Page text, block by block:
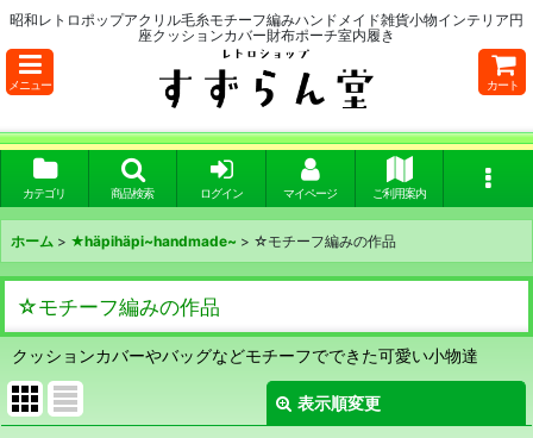
昭和レトロポップアクリル毛糸モチーフ編みハンドメイド雑貨小物インテリア円
座クッションカバー財布ポーチ室内履き
メニュー カート
カテゴリ 商品検索 ログイン マイページ ご利用案内
ホーム > ★häpihäpi~handmade~ > ☆モチーフ編みの作品
☆モチーフ編みの作品
クッションカバーやバッグなどモチーフでできた可愛い小物達
表示順変更